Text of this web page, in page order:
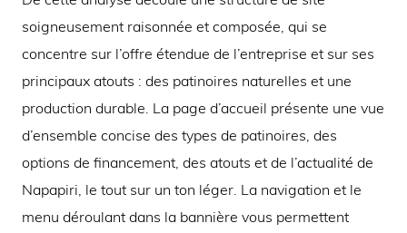
soigneusement raisonnée et composée, qui se
concentre sur l’offre étendue de l’entreprise et sur ses
principaux atouts : des patinoires naturelles et une
production durable. La page d’accueil présente une vue
d’ensemble concise des types de patinoires, des
options de financement, des atouts et de l’actualité de
Napapiri, le tout sur un ton léger. La navigation et le
menu déroulant dans la bannière vous permettent